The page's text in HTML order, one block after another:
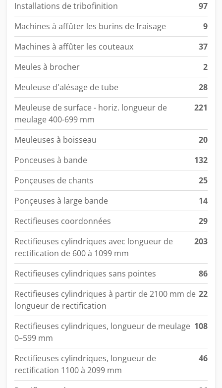
Installations de tribofinition
97
Machines à affûter les burins de fraisage
9
Machines à affûter les couteaux
37
Meules à brocher
2
Meuleuse d'alésage de tube
28
Meuleuse de surface - horiz. longueur de
meulage 400-699 mm
221
Meuleuses à boisseau
20
Ponceuses à bande
132
Ponçeuses de chants
25
Ponçeuses à large bande
14
Rectifieuses coordonnées
29
Rectifieuses cylindriques avec longueur de
rectification de 600 à 1099 mm
203
Rectifieuses cylindriques sans pointes
86
Rectifieuses cylindriques à partir de 2100 mm de
longueur de rectification
22
Rectifieuses cylindriques, longueur de meulage
0–599 mm
108
Rectifieuses cylindriques, longueur de
rectification 1100 à 2099 mm
46